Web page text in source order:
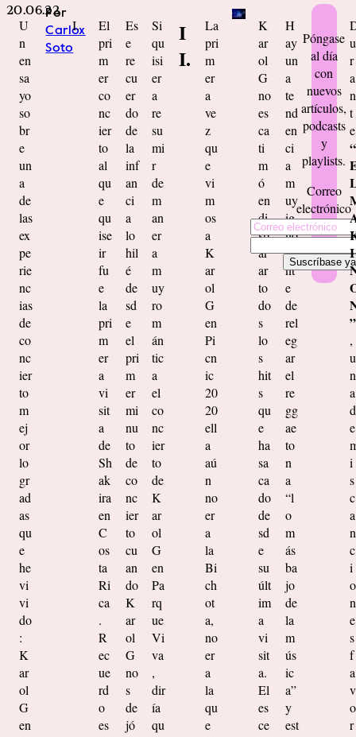
20.06.22
U
n
en
sa
yo
so
br
e
un
a
de
las
ex
pe
rie
nc
ias
de
co
nc
ier
to
m
ej
or
lo
gr
ad
as
qu
e
he
vi
vi
do
:
K
ar
ol
G
en
Por
Carlox
Soto
I.
El
pri
m
er
co
nc
ier
to
al
qu
e
qu
ise
ir
fu
e
la
pri
m
er
a
vi
sit
a
de
Sh
ak
ira
en
C
os
ta
Ri
ca
.
R
ec
ue
rd
o
es
Es
e
re
cu
er
do
de
la
inf
an
ci
a
lo
hil
é
de
sd
e
el
pri
m
er
mi
nu
to
de
co
nc
ier
to
cu
an
do
K
ar
ol
G
no
s
de
jó
Si
qu
isi
er
a
re
su
mi
r
de
m
an
er
a
m
uy
ro
m
án
tic
a
el
co
nc
ier
to
de
K
ar
ol
G
en
Pa
rq
ue
Vi
va
,
dir
ía
qu
I
I.
La
pri
m
er
a
ve
z
qu
e
vi
m
os
a
K
ar
ol
G
en
Pi
cn
ic
20
20
ell
a
aú
n
no
er
a
la
Bi
ch
ot
a,
no
er
a
la
qu
e
K
ar
ol
G
no
es
ca
ti
m
ó
en
di
sp
ar
ar
to
do
s
lo
s
hit
s
qu
e
ha
sa
ca
do
de
sd
e
su
últ
im
a
vi
sit
a.
El
es
ce
H
ay
un
a
te
nd
en
ci
a
m
uy
ig
no
ra
nt
e
de
rel
eg
ar
el
re
gg
ae
to
n
a
“l
o
m
ás
ba
jo
de
la
m
ús
ic
a”
y
est
Póngase
al día
con
nuevos
artículos,
podcasts
y
playlists.
Correo
electrónico
u
r
a
n
t
e
“
I
”
,
u
n
a
d
e
i
s
c
a
n
c
i
o
n
e
s
f
a
v
o
r